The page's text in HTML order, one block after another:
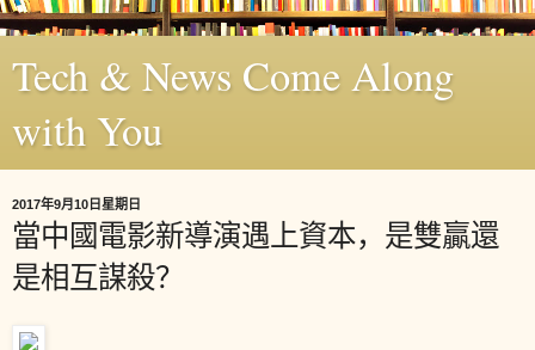
Tech & News Come Along
with You
2017年9月10日星期日
當中國電影新導演遇上資本，是雙贏還
是相互謀殺？